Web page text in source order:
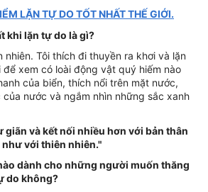
LẶN TỰ DO TỐT NHẤT THẾ GIỚI.
khi lặn tự do là gì?
nhiên. Tôi thích đi thuyền ra khơi và lặn
xem có loài động vật quý hiếm nào
của biển, thích nổi trên mặt nước,
nước và ngắm nhìn những sắc xanh
giãn và kết nối nhiều hơn với bản thân
với thiên nhiên."
dành cho những người muốn thăng
do không?